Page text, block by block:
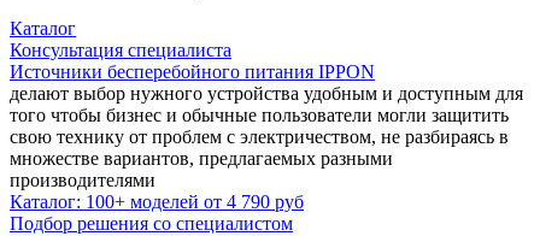
Каталог
Консультация специалиста
Источники бесперебойного питания IPPON
делают выбор нужного устройства удобным и доступным для
того чтобы бизнес и обычные пользователи могли защитить
свою технику от проблем с электричеством, не разбираясь в
множестве вариантов, предлагаемых разными
производителями
Каталог: 100+ моделей от 4 790 руб
Подбор решения со специалистом